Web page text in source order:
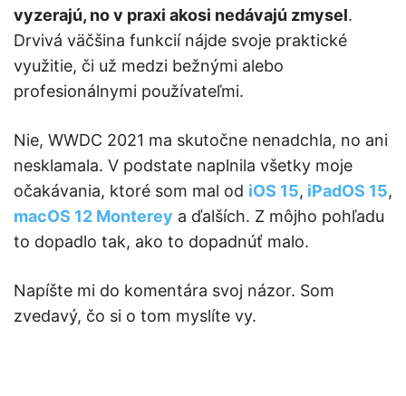
vyzerajú, no v praxi akosi nedávajú zmysel.
Drvivá väčšina funkcií nájde svoje praktické
využitie, či už medzi bežnými alebo
profesionálnymi používateľmi.
Nie, WWDC 2021 ma skutočne nenadchla, no ani
nesklamala. V podstate naplnila všetky moje
očakávania, ktoré som mal od iOS 15, iPadOS 15,
macOS 12 Monterey a ďalších. Z môjho pohľadu
to dopadlo tak, ako to dopadnúť malo.
Napíšte mi do komentára svoj názor. Som
zvedavý, čo si o tom myslíte vy.